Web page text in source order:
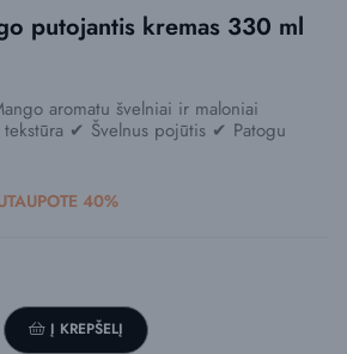
putojantis kremas 330 ml
aromatu švelniai ir maloniai
✔ Švelnus pojūtis ✔ Patogu
40%
Į KREPŠELĮ